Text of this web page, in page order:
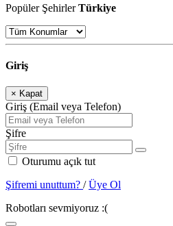
Popüler ŞehirlerTürkiye
Giriş
× Kapat
Giriş (Email veya Telefon)
Şifre
Oturumu açık tut
Şifremi unuttum? /Üye Ol
Robotları sevmiyoruz :(